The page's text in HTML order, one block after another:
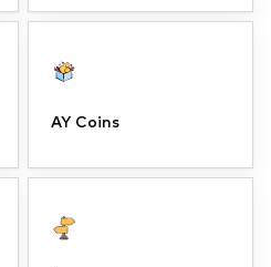
AY Coins